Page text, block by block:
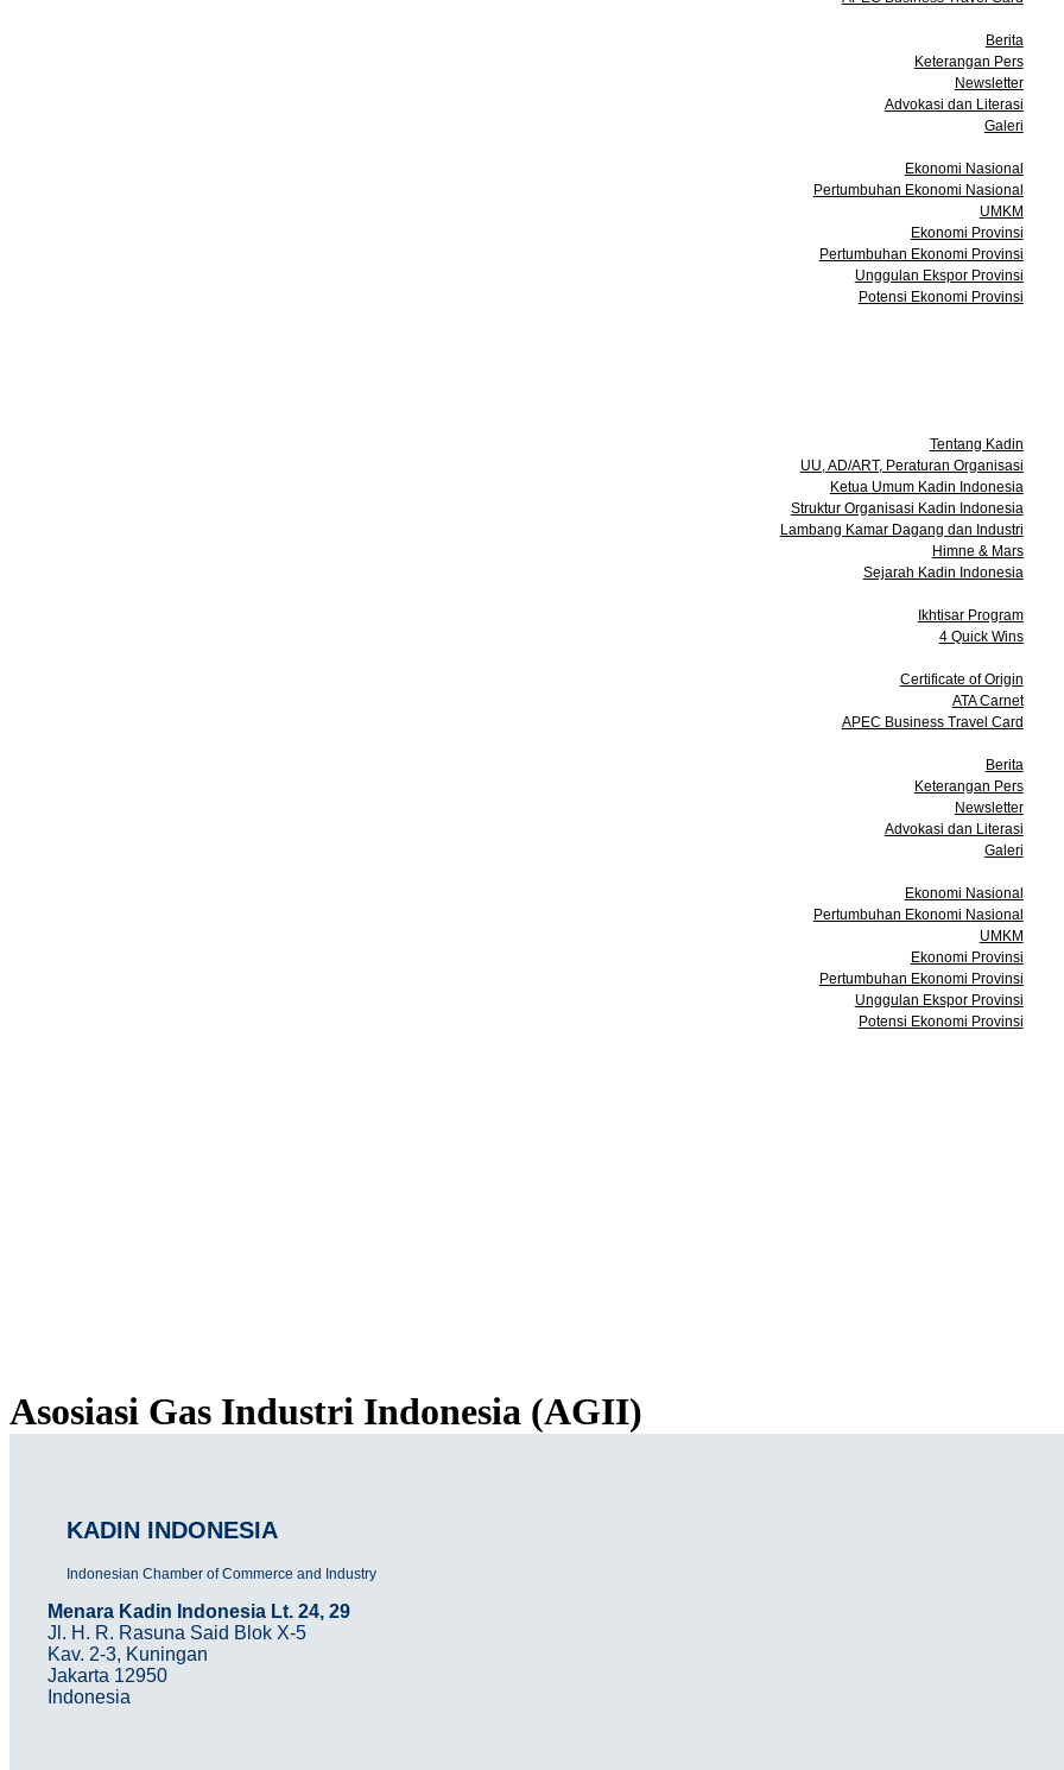
Berita
Keterangan Pers
Newsletter
Advokasi dan Literasi
Galeri
Ekonomi Nasional
Pertumbuhan Ekonomi Nasional
UMKM
Ekonomi Provinsi
Pertumbuhan Ekonomi Provinsi
Unggulan Ekspor Provinsi
Potensi Ekonomi Provinsi
Tentang Kadin
UU, AD/ART, Peraturan Organisasi
Ketua Umum Kadin Indonesia
Struktur Organisasi Kadin Indonesia
Lambang Kamar Dagang dan Industri
Himne & Mars
Sejarah Kadin Indonesia
Ikhtisar Program
4 Quick Wins
Certificate of Origin
ATA Carnet
APEC Business Travel Card
Berita
Keterangan Pers
Newsletter
Advokasi dan Literasi
Galeri
Ekonomi Nasional
Pertumbuhan Ekonomi Nasional
UMKM
Ekonomi Provinsi
Pertumbuhan Ekonomi Provinsi
Unggulan Ekspor Provinsi
Potensi Ekonomi Provinsi
Asosiasi Gas Industri Indonesia (AGII)
KADIN INDONESIA
Indonesian Chamber of Commerce and Industry
Menara Kadin Indonesia Lt. 24, 29
Jl. H. R. Rasuna Said Blok X-5
Kav. 2-3, Kuningan
Jakarta 12950
Indonesia